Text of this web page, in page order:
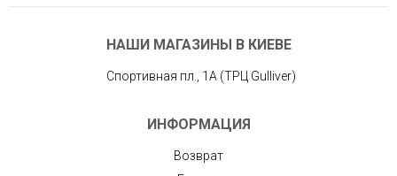
НАШИ МАГАЗИНЫ В КИЕВЕ
Спортивная пл., 1А (ТРЦ Gulliver)
ИНФОРМАЦИЯ
Возврат